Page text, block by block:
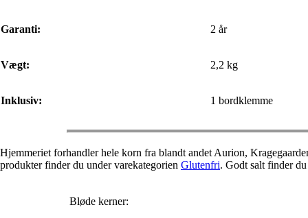
Garanti: 2 år
Vægt: 2,2 kg
Inklusiv: 1 bordklemme
Hjemmeriet forhandler hele korn fra blandt andet Aurion,
produkter finder du under varekategorien Glutenfri. Godt salt finder
Bløde kerner: